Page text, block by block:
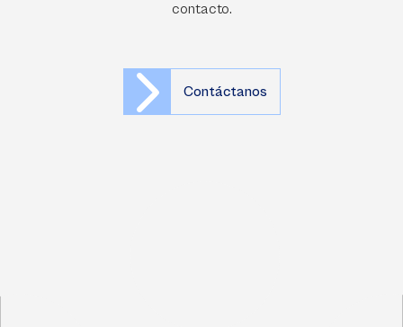
contacto.
Contáctanos